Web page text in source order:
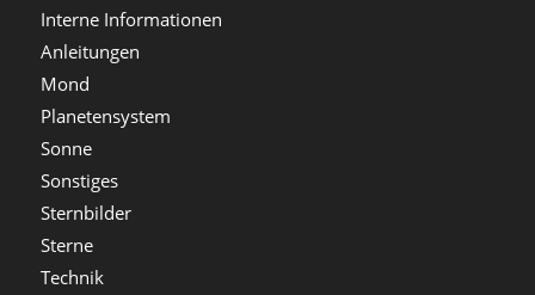
Interne Informationen
Anleitungen
Mond
Planetensystem
Sonne
Sonstiges
Sternbilder
Sterne
Technik